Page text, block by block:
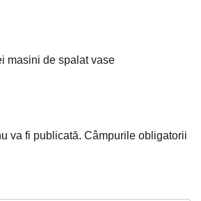
masini de spalat vase
va fi publicată. Câmpurile obligatorii